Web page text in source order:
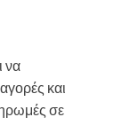
να
και
σε